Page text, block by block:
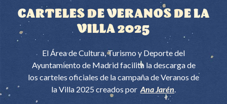
CARTELES DE VERANOS DE LA
VILLA 2025
El Área de Cultura, Turismo y Deporte del
Ayuntamiento de Madrid facilita la descarga de
los carteles oficiales de la campaña de Veranos de
la Villa 2025 creados por Ana Jarén.